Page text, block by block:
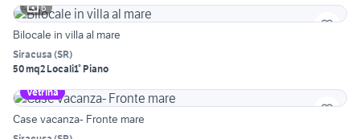
6
Bilocale in villa al mare
Siracusa (SR)
50 mq2 Locali1° Piano
Vetrina
Case vacanza- Fronte mare